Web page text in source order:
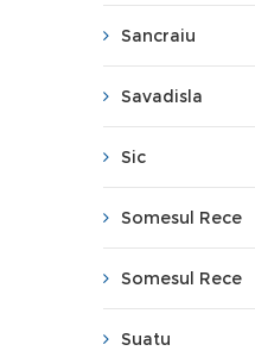
Sancraiu
Savadisla
Sic
Somesul Rece
Somesul Rece
Suatu